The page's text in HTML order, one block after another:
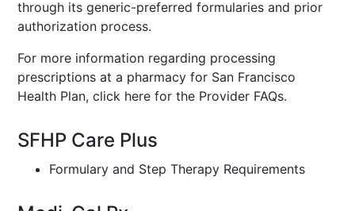
through its generic-preferred formularies and prior
authorization process.
For more information regarding processing
prescriptions at a pharmacy for San Francisco
Health Plan,click here for the Provider FAQs.
SFHP Care Plus
Formulary and Step Therapy Requirements